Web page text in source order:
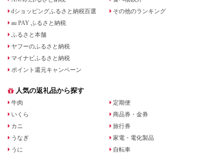
dショッピングふるさと納税百選
au PAY ふるさと納税
ふるさと本舗
ヤフーのふるさと納税
マイナビふるさと納税
ポイント還元キャンペーン
その他のランキング
人気の返礼品から探す
牛肉
いくら
カニ
うなぎ
うに
定期便
商品券・金券
旅行券
家電・電化製品
自転車